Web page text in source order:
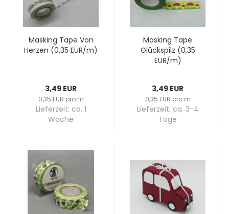
Mas­king Tape Von
Her­zen (0,35 EUR/m)
3,49 EUR
0,35 EUR pro m
Lieferzeit: ca. 1
Woche
Mas­king Tape
Glücks­pilz (0,35
EUR/m)
3,49 EUR
0,35 EUR pro m
Lieferzeit: ca. 3-4
Tage